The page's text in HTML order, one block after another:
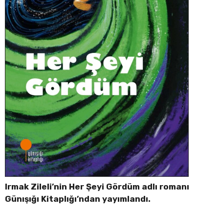
Irmak Zileli’nin Her Şeyi Gördüm adlı romanı
Günışığı Kitaplığı’ndan yayımlandı.